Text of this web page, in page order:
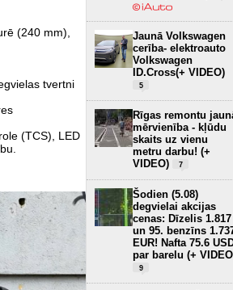
(240 mm),
tvertni
(TCS), LED
Jaunā Volkswagen
cerība- elektroauto
Volkswagen
ID.Cross(+ VIDEO)
5
Rīgas remontu
mērvienība - kļūdu
skaits uz vienu
metru darbu! (+
VIDEO)
7
Šodien (5.08)
degvielai akcijas
cenas: Dīzelis 1.817
un 95. benzīns
EUR! Nafta 75.6
par barelu (+
9